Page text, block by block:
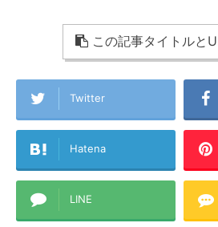
この記事タイトルと
Twitter
Hatena
LINE